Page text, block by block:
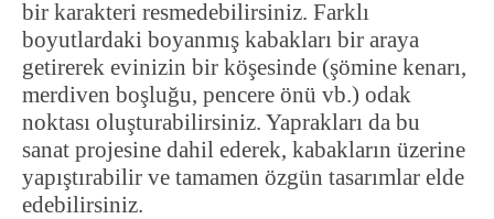
bir karakteri resmedebilirsiniz. Farklı
boyutlardaki boyanmış kabakları bir araya
getirerek evinizin bir köşesinde (şömine kenarı,
merdiven boşluğu, pencere önü vb.) odak
noktası oluşturabilirsiniz. Yaprakları da bu
sanat projesine dahil ederek, kabakların üzerine
yapıştırabilir ve tamamen özgün tasarımlar elde
edebilirsiniz.